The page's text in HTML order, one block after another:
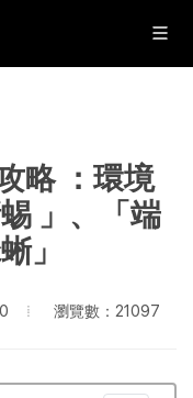
略 ：環境
」、「端
」
瀏覽數：21097